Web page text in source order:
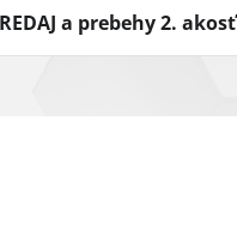
a prebehy 2. akosť